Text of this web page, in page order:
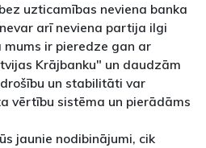
uzticamības neviena banka
arī neviena partija ilgi
ir pieredze gan ar
Krājbanku" un daudzām
un stabilitāti var
vērtību sistēma un pierādāms
jaunie nodibinājumi, cik